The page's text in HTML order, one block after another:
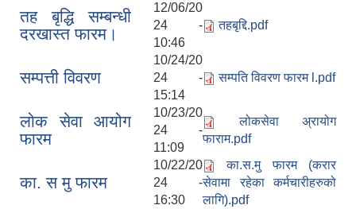
तह बृद्धि सम्बन्धी
दरखास्त फारम।
12/06/20
24 -
10:46
तहबृद्दि.pdf
सम्पत्ती विवरण
10/24/20
24 -
15:14
सम्पति विवरण फारम l.pdf
लोक सेवा आयोग
फारम
10/23/20
24 -
11:09
लोकसेवा अ्रायोग
फाराम.pdf
का. स मु फारम
10/22/20
24 -
16:30
का.स.मु फारम (करार
सेवामा रहेका कर्मचारीहरुको
लागि).pdf